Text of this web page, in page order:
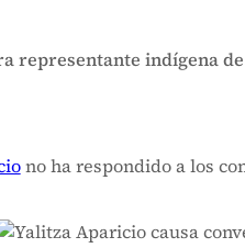
representante indígena
no ha respondido a los